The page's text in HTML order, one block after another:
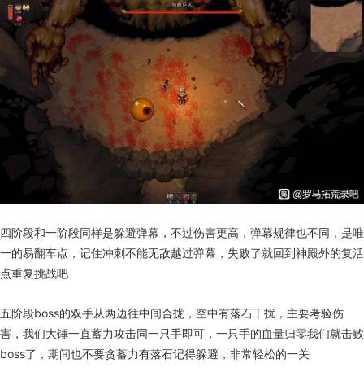
四阶段和一阶段同样是躲避弹幕，不过伤害更高，弹幕规律也不同，是唯
一的易翻车点，记住冲刺不能无敌越过弹幕，失败了就回到神殿外的复活
点重复挑战吧
五阶段boss的双手从两边往中间合拢，空中有落石干扰，主要考验伤
害，我们大锤一直蓄力攻击同一只手即可，一只手的血量归零我们就击败
boss了，期间也不要贪蓄力有落石记得躲避，非常轻松的一关